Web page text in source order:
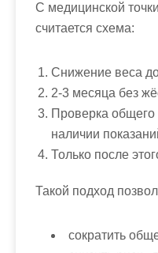
С медицинской
считается схема:
Снижение веса
2-3 месяца без
Проверка
наличии
Только после
Такой подход
сократить